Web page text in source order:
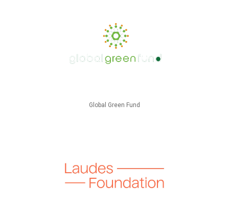
Global Green Fund